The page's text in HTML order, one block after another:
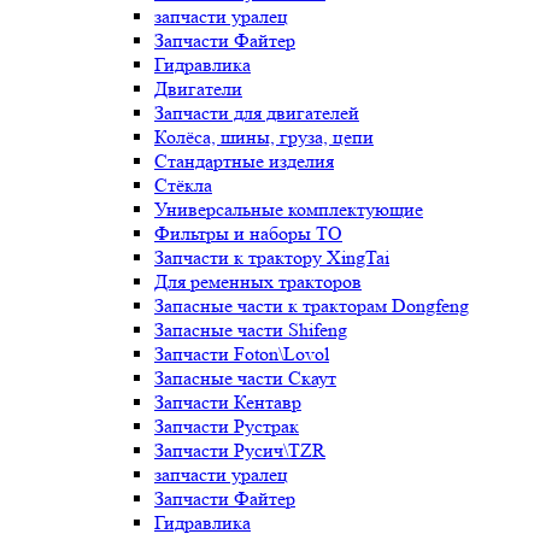
запчасти уралец
Запчасти Файтер
Гидравлика
Двигатели
Запчасти для двигателей
Колёса, шины, груза, цепи
Стандартные изделия
Стёкла
Универсальные комплектующие
Фильтры и наборы ТО
Запчасти к трактору XingTai
Для ременных тракторов
Запасные части к тракторам Dongfeng
Запасные части Shifeng
Запчасти Foton\Lovol
Запасные части Скаут
Запчасти Кентавр
Запчасти Рустрак
Запчасти Русич\TZR
запчасти уралец
Запчасти Файтер
Гидравлика